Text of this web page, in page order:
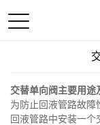
交替单向阀主要用途
为防止回液管路故障
回液管路中安装一